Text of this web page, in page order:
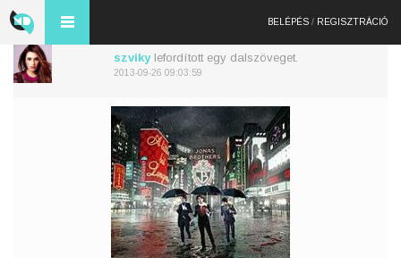
BELÉPÉS / REGISZTRÁCIÓ
szvikylefordított egy dalszöveget.
2013-09-26 09:03:59